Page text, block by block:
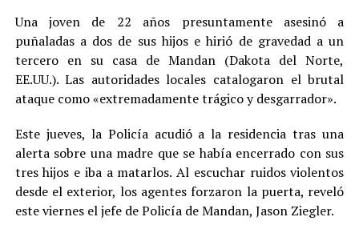
Una joven de 22 años presuntamente asesinó a
puñaladas a dos de sus hijos e hirió de gravedad a un
tercero en su casa de Mandan (Dakota del Norte,
EE.UU.). Las autoridades locales catalogaron el brutal
ataque como «extremadamente trágico y desgarrador».
Este jueves, la Policía acudió a la residencia tras una
alerta sobre una madre que se había encerrado con sus
tres hijos e iba a matarlos. Al escuchar ruidos violentos
desde el exterior, los agentes forzaron la puerta, reveló
este viernes el jefe de Policía de Mandan, Jason Ziegler.